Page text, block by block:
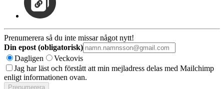
Prenumerera så du inte missar något nytt!
Din epost (obligatorisk)
Dagligen
Veckovis
Jag har läst och förstått att min mejladress delas med Mailchimp
enligt informationen ovan.